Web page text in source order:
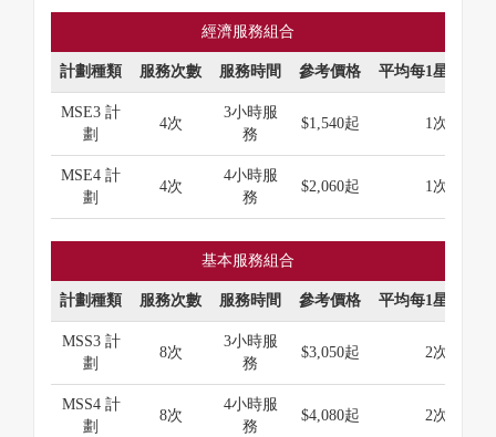
經濟服務組合
計劃種類 服務次數 服務時間 參考價格 平均每1星期次數
MSE3 計
劃
4次
3小時服
務
$1,540起 1次
MSE4 計
劃
4次
4小時服
務
$2,060起 1次
基本服務組合
計劃種類 服務次數 服務時間 參考價格 平均每1星期次數
MSS3 計
劃
8次
3小時服
務
$3,050起 2次
MSS4 計
劃
8次
4小時服
務
$4,080起 2次